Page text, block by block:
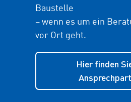
Baustelle
– wenn es um ein
vor Ort geht.
Hier finden